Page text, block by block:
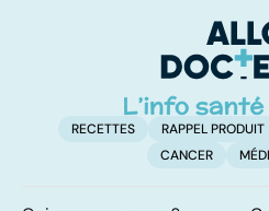
RECETTES RAPPEL PRODUIT
CANCER